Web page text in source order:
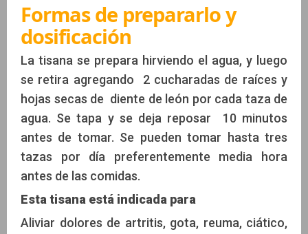
Formas de prepararlo y
dosificación
La tisana se prepara hirviendo el agua, y luego
se retira agregando 2 cucharadas de raíces y
hojas secas de diente de león por cada taza de
agua. Se tapa y se deja reposar 10 minutos
antes de tomar. Se pueden tomar hasta tres
tazas por día preferentemente media hora
antes de las comidas.
Esta tisana está indicada para
Aliviar dolores de artritis, gota, reuma, ciático,